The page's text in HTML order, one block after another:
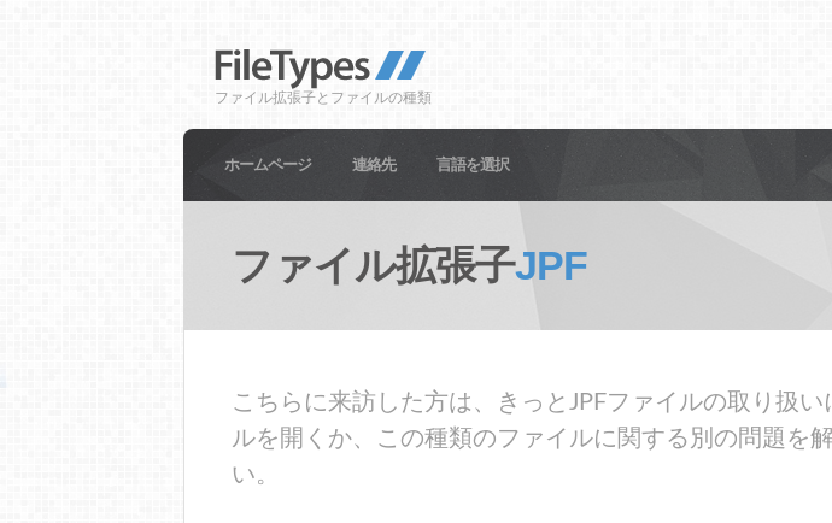
ファイル拡張子とファイルの種類
ホームページ 連絡先 言語を選択
ファイル拡張子JPF
こちらに来訪した方は、きっとJPFファイルの取り扱
ルを開くか、この種類のファイルに関する別の問題を
い。